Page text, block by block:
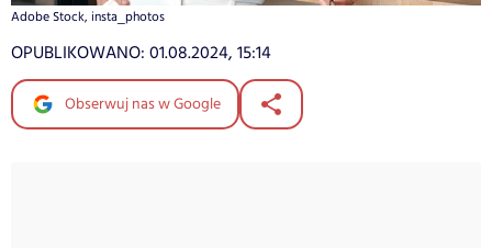
Adobe Stock, insta_photos
OPUBLIKOWANO: 01.08.2024, 15:14
Obserwuj nas w Google